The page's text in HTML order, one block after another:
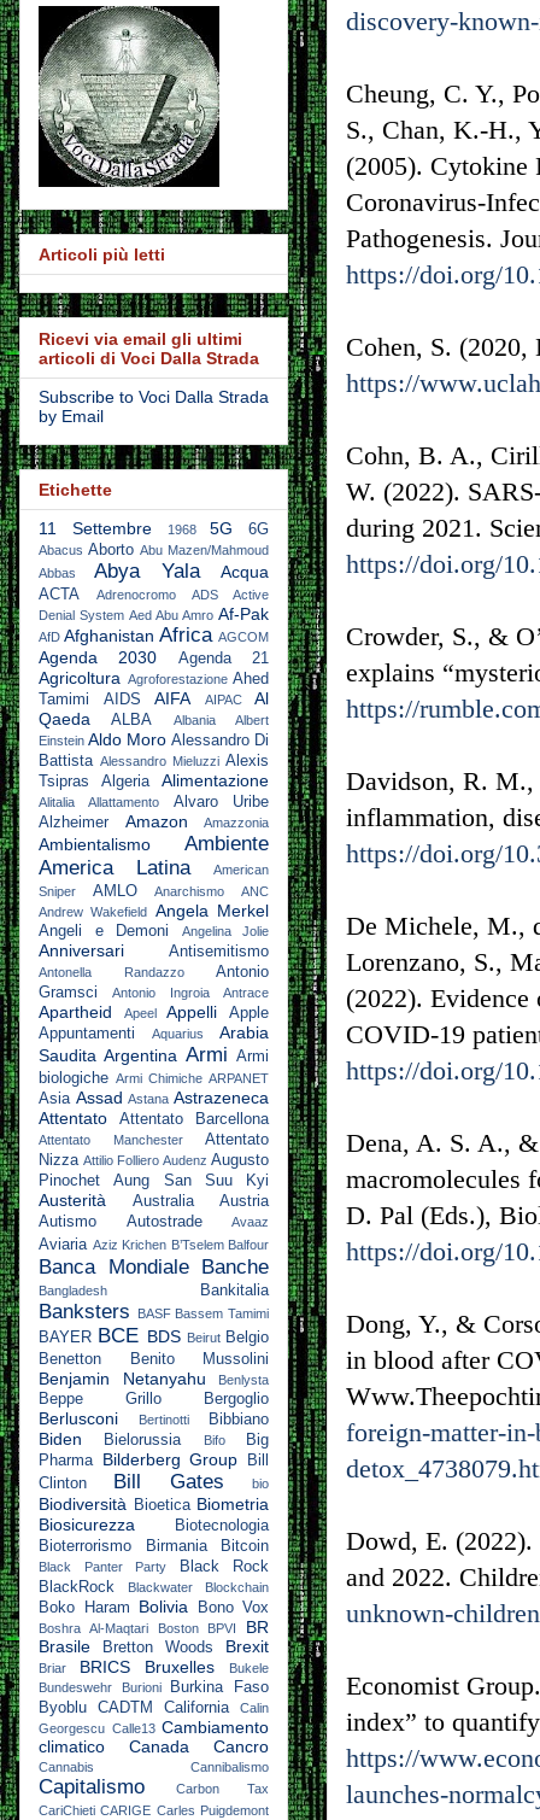
discovery-
Cheung, C. Y.,
S., Chan, K.-H.,
(2005). Cytokine
Coronavirus-
Pathogenesis.
https://doi.org/
Cohen, S. (2020,
https://
Cohn, B. A.,
W. (2022).
during 2021.
https://doi.org/
Crowder, S., &
explains
https://
Davidson, R. M.,
inflammation,
https://doi.org/
De Michele, M.,
Lorenzano, S.,
(2022).
COVID-19
https://doi.org/
Dena, A. S. A.,
macromolecules
D. Pal (Eds.),
https://doi.org/
Dong, Y., &
in blood after
foreign-matter-
Dowd, E. (2022).
and 2022.
unknown-
Economist
index” to
https://
launches-
Articoli più letti
Ricevi via email gli ultimi
articoli di Voci Dalla Strada
Subscribe to Voci Dalla Strada
by Email
Etichette
11 Settembre
1968 5G 6G
Abacus Aborto Abu Mazen/Mahmoud
Abbas
Abya Yala Acqua
ACTA Adrenocromo
ADS Active
Denial System Aed Abu Amro Af-Pak
AfD Afghanistan Africa AGCOM
Agenda 2030 Agenda 21
Agricoltura Agroforestazione Ahed
Tamimi
AIDS AIFA AIPAC
Al
Qaeda
ALBA Albania
Albert
Einstein Aldo Moro Alessandro Di
Battista Alessandro Mieluzzi Alexis
Tsipras
Algeria Alimentazione
Alitalia Allattamento
Alvaro Uribe
Alzheimer
Amazon Amazzonia
Ambientalismo
Ambiente
America Latina
American
Sniper
AMLO Anarchismo
ANC
Andrew Wakefield Angela Merkel
Angeli e Demoni Angelina Jolie
Anniversari Antisemitismo
Antonella Randazzo
Antonio
Gramsci
Antonio Ingroia Antrace
Apartheid Apeel Appelli
Apple
Appuntamenti
Aquarius
Arabia
Saudita Argentina Armi Armi
biologiche Armi Chimiche ARPANET
Asia Assad Astana Astrazeneca
Attentato
Attentato Barcellona
Attentato Manchester
Attentato
Nizza Attilio Folliero Audenz Augusto
Pinochet
Aung San Suu Kyi
Austerità Australia
Austria
Autismo
Autostrade Avaaz
Aviaria Aziz Krichen B’Tselem Balfour
Banca Mondiale Banche
Bangladesh Bankitalia
Banksters BASF Bassem Tamimi
BAYER BCE BDS Beirut Belgio
Benetton
Benito Mussolini
Benjamin Netanyahu Benlysta
Beppe Grillo Bergoglio
Berlusconi Bertinotti Bibbiano
Biden Bielorussia Bifo
Big
Pharma
Bilderberg Group
Bill
Clinton
Bill Gates bio
Biodiversità Bioetica Biometria
Biosicurezza
Biotecnologia
Bioterrorismo
Birmania Bitcoin
Black Panter Party
Black Rock
BlackRock
Blackwater Blockchain
Boko Haram Bolivia Bono Vox
Boshra Al-Maqtari Boston BPVI
BR
Brasile
Bretton Woods Brexit
Briar BRICS Bruxelles
Bukele
Bundeswehr
Burioni
Burkina Faso
Byoblu
CADTM California
Calin
Georgescu Calle13 Cambiamento
climatico
Canada Cancro
Cannabis Cannibalismo
Capitalismo
Carbon Tax
CariChieti CARIGE Carles Puigdemont